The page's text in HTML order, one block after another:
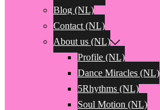
Blog (NL)
Contact (NL)
About us (NL)
Profile (NL)
Dance Miracles (NL)
5Rhythms (NL)
Soul Motion (NL)